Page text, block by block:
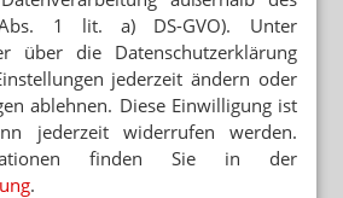
1 lit. a) DS-GVO). Unter
über die Datenschutzerklärung
jederzeit ändern oder
ablehnen. Diese Einwilligung ist
jederzeit widerrufen werden.
finden Sie in der
.
hinterlässt
doch am Ende
von Cannabis aus der
sehr schnell: Über Nacht
und...Mehr
»